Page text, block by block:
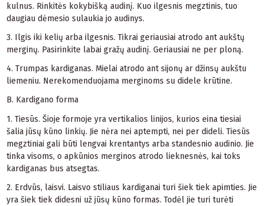
kulnus. Rinkitės kokybišką audinį. Kuo ilgesnis megztinis, tuo
daugiau dėmesio sulaukia jo audinys.
3. Ilgis iki kelių arba ilgesnis. Tikrai geriausiai atrodo ant aukštų
merginų. Pasirinkite labai gražų audinį. Geriausiai ne per ploną.
4. Trumpas kardiganas. Mielai atrodo ant sijonų ar džinsų aukštu
liemeniu. Nerekomenduojama merginoms su didele krūtine.
B. Kardigano forma
1. Tiesūs. Šioje formoje yra vertikalios linijos, kurios eina tiesiai
šalia jūsų kūno linkių. Jie nėra nei aptempti, nei per dideli. Tiesūs
megztiniai gali būti lengvai krentantys arba standesnio audinio. Jie
tinka visoms, o apkūnios merginos atrodo lieknesnės, kai toks
kardiganas bus atsegtas.
2. Erdvūs, laisvi. Laisvo stiliaus kardiganai turi šiek tiek apimties. Jie
yra šiek tiek didesni už jūsų kūno formas. Todėl jie turi turėti